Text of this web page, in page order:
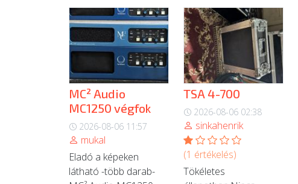
MC² Audio
MC1250 végfok
2026-08-06 11:57
mukal
Eladó a képeken
látható -több darab-
TSA 4-700
2026-08-06 02:38
sinkahenrik
(1 értékelés)
Tökéletes